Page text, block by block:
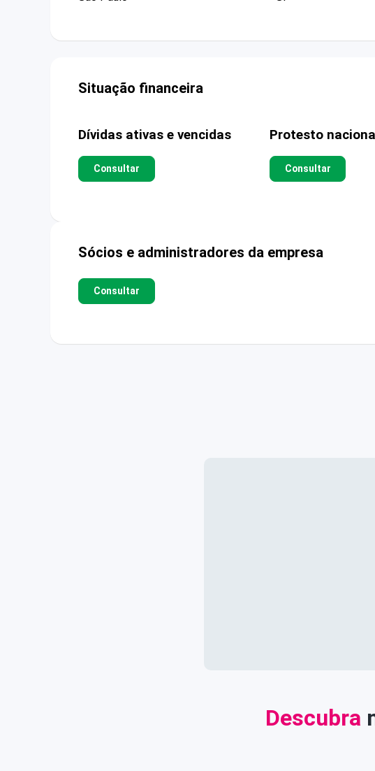
Situação financeira
Dívidas ativas e vencidas
Consultar
Protesto nacional
Consultar
Sócios e administradores da empresa
Consultar
Descubra